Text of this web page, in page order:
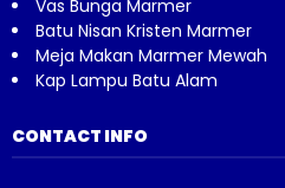
Vas Bunga Marmer
Batu Nisan Kristen Marmer
Meja Makan Marmer Mewah
Kap Lampu Batu Alam
CONTACT INFO